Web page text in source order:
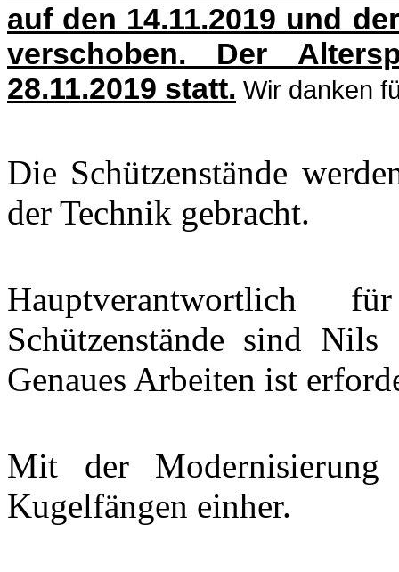
auf den 14.11.2019 und
verschoben. Der
28.11.2019 statt. Wir danken
Die Schützenstände
der Technik gebracht.
Hauptverantwortlich
Schützenstände sind
Genaues Arbeiten ist
Mit der
Kugelfängen einher.